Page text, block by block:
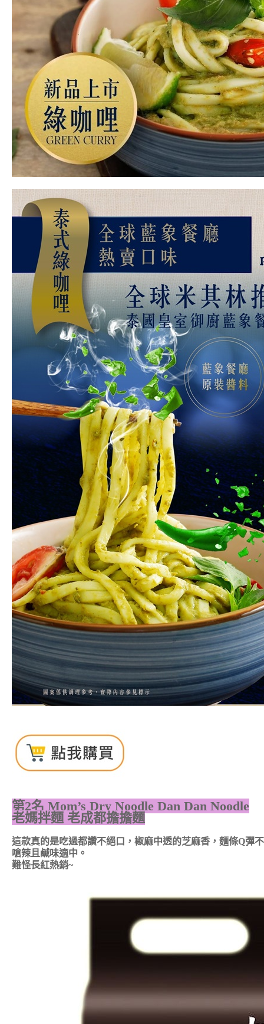
第2名 Mom’s Dry Noodle Dan Dan Noodle
老媽拌麵 老成都擔擔麵
這款真的是吃過都讚不絕口，椒麻中透的芝麻香，麵條Q彈
嗆辣且鹹味適中。
難怪長紅熱銷~